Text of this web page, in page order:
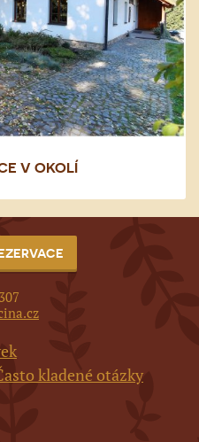
V OKOLÍ
kladené otázky